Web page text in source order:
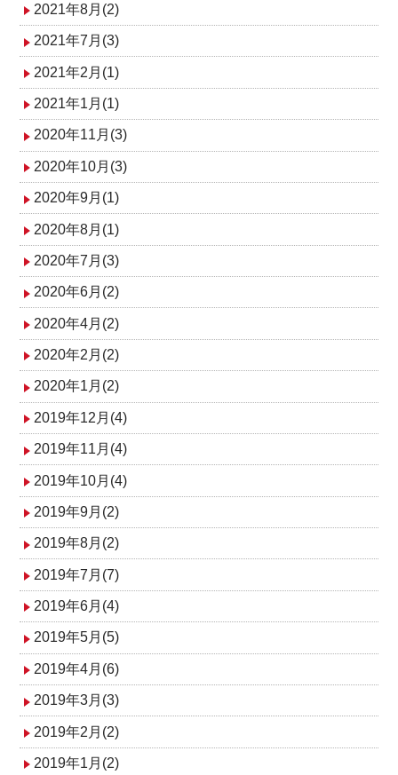
2021年8月(2)
2021年7月(3)
2021年2月(1)
2021年1月(1)
2020年11月(3)
2020年10月(3)
2020年9月(1)
2020年8月(1)
2020年7月(3)
2020年6月(2)
2020年4月(2)
2020年2月(2)
2020年1月(2)
2019年12月(4)
2019年11月(4)
2019年10月(4)
2019年9月(2)
2019年8月(2)
2019年7月(7)
2019年6月(4)
2019年5月(5)
2019年4月(6)
2019年3月(3)
2019年2月(2)
2019年1月(2)